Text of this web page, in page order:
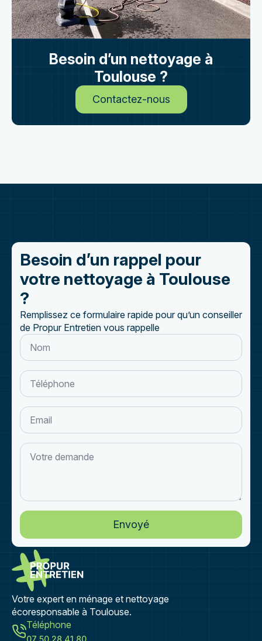
Besoin d’un nettoyage à
Toulouse ?
Contactez-nous
Votre expert en ménage et nettoyage
écoresponsable à Toulouse.
Téléphone
07 50 28 41 80
Besoin d’un rappel pour
votre nettoyage à Toulouse
?
Remplissez ce formulaire rapide pour qu’un conseiller
de Propur Entretien vous rappelle
Nom
Téléphone
Email
Votre
demande
Envoyé